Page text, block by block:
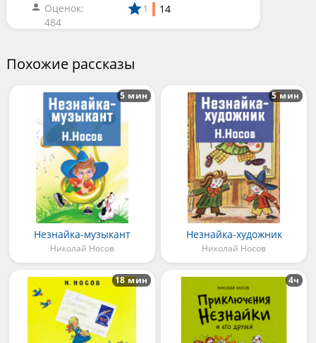
Оценок:
484
1 14
Похожие рассказы
Незнайка-музыкант
Николай Носов
5 мин
Незнайка-художник
Николай Носов
5 мин
18 мин 4ч